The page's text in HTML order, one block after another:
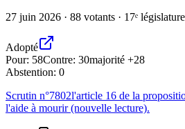
27 juin 2026 · 88 votants · 17ᵉ
Adopté
Pour: 58Contre: 30majorité +28
Abstention: 0
Scrutin n°7802l'article 16 de la
l'aide à mourir (nouvelle lecture).